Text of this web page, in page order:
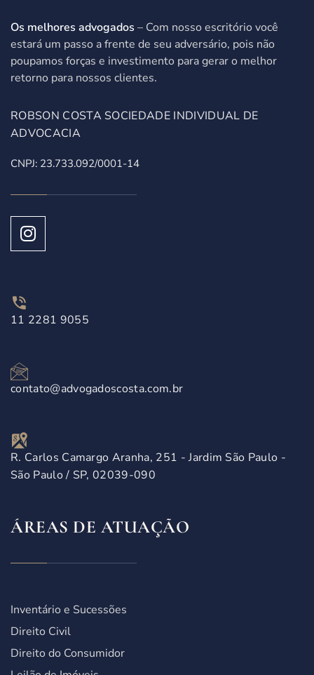
Os melhores advogados – Com nosso escritório você
estará um passo a frente de seu adversário, pois não
poupamos forças e investimento para gerar o melhor
retorno para nossos clientes.
ROBSON COSTA SOCIEDADE INDIVIDUAL DE
ADVOCACIA
CNPJ: 23.733.092/0001-14
11 2281 9055
contato@advogadoscosta.com.br
R. Carlos Camargo Aranha, 251 - Jardim São Paulo -
São Paulo / SP, 02039-090
ÁREAS DE ATUAÇÃO
Inventário e Sucessões
Direito Civil
Direito do Consumidor